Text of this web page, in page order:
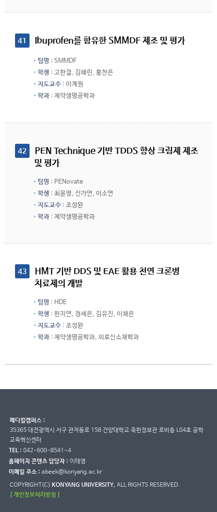
41 Ibuprofen를 함유한 SMMDF 제조 및 평가
팀명 : SMMDF
학생 : 고한결, 김혜린, 홍찬은
지도교수 : 이계원
학과 : 제약생명공학과
42
PEN Technique 기반 TDDS 향상 크림제 제조
및 평가
팀명 : PENovate
학생 : 최윤영, 신가연, 이소연
지도교수 : 조성완
학과 : 제약생명공학과
43
HMT 기반 DDS 및 EAE 활용 천연 크론병
치료제의 개발
팀명 : HDE
학생 : 한지연, 정세은, 김유진, 이채은
지도교수 : 조성완
학과 : 제약생명공학과, 의료신소재학과
메디컬캠퍼스 :
35365 대전광역시 서구 관저동로 158 건양대학교 죽헌정보관 로비층 L04호 공학
교육혁신센터
TEL : 042-600-8541~4
홈페이지 콘텐츠 담당자 : 이태영
이메일 주소 : abeek@konyang.ac.kr
COPYRIGHT(C) KONYANG UNIVERSITY. ALL RIGHTS RESERVED.
[ 개인정보처리방침 ]